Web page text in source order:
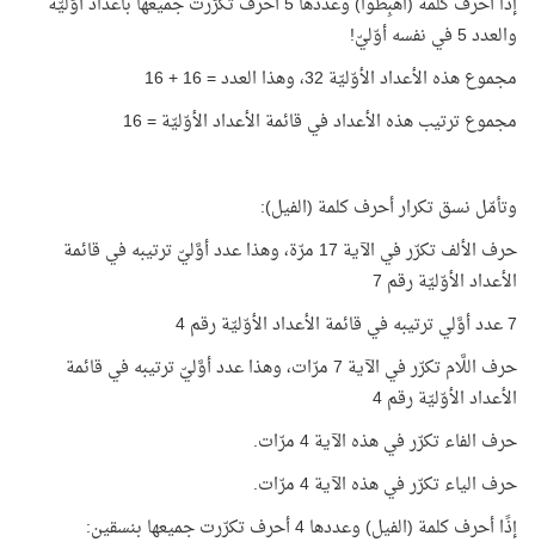
والعدد 5 في نفسه أوّليّ!
مجموع هذه الأعداد الأوّليّة 32، وهذا العدد = 16 + 16
مجموع ترتيب هذه الأعداد في قائمة الأعداد الأوّليّة = 16
وتأمّل نسق تكرار أحرف كلمة (الفيل):
حرف الألف تكرّر في الآية 17 مرّة، وهذا عدد أوَّليّ ترتيبه في قائمة
الأعداد الأوّليّة رقم 7
7 عدد أوَّلي ترتيبه في قائمة الأعداد الأوّليّة رقم 4
حرف اللَّام تكرّر في الآية 7 مرّات، وهذا عدد أوَّليّ ترتيبه في قائمة
الأعداد الأوّليّة رقم 4
حرف الفاء تكرّر في هذه الآية 4 مرّات.
حرف الياء تكرّر في هذه الآية 4 مرّات.
إذًا أحرف كلمة (الفيل) وعددها 4 أحرف تكرّرت جميعها بنسقين: